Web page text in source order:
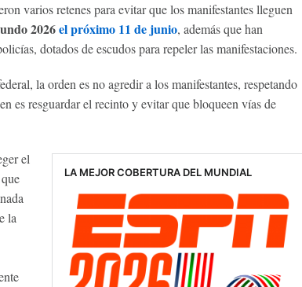
varios retenes para evitar que los manifestantes lleguen
2026el próximo 11 de junio, además que han
dotados de escudos para repeler las manifestaciones.
la orden es no agredir a los manifestantes, respetando
es resguardar el recinto y evitar que bloqueen vías de
LA MEJOR COBERTURA DEL MUNDIAL
el
la